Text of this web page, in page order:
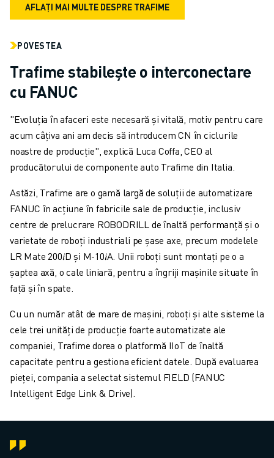
AFLAȚI MAI MULTE DESPRE TRAFIME
POVESTEA
Trafime stabilește o interconectare
cu FANUC
"Evoluția în afaceri este necesară și vitală, motiv pentru care
acum câțiva ani am decis să introducem CN în ciclurile
noastre de producție", explică Luca Coffa, CEO al
producătorului de componente auto Trafime din Italia.
Astăzi, Trafime are o gamă largă de soluții de automatizare
FANUC în acțiune în fabricile sale de producție, inclusiv
centre de prelucrare ROBODRILL de înaltă performanță și o
varietate de roboți industriali pe șase axe, precum modelele
LR Mate 200𝑖D și M-10𝑖A. Unii roboți sunt montați pe o a
șaptea axă, o cale liniară, pentru a îngriji mașinile situate în
față și în spate.
Cu un număr atât de mare de mașini, roboți și alte sisteme la
cele trei unități de producție foarte automatizate ale
companiei, Trafime dorea o platformă IIoT de înaltă
capacitate pentru a gestiona eficient datele. După evaluarea
pieței, compania a selectat sistemul FIELD (FANUC
Intelligent Edge Link & Drive).